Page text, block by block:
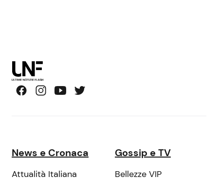
News e Cronaca
Attualità Italiana
Gossip e TV
Bellezze VIP